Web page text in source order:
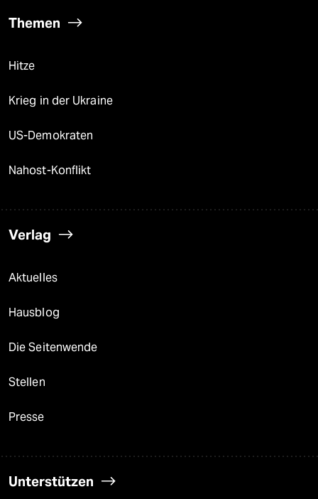
Themen
Hitze
Krieg in der Ukraine
US-Demokraten
Nahost-Konflikt
Verlag
Aktuelles
Hausblog
Die Seitenwende
Stellen
Presse
Unterstützen